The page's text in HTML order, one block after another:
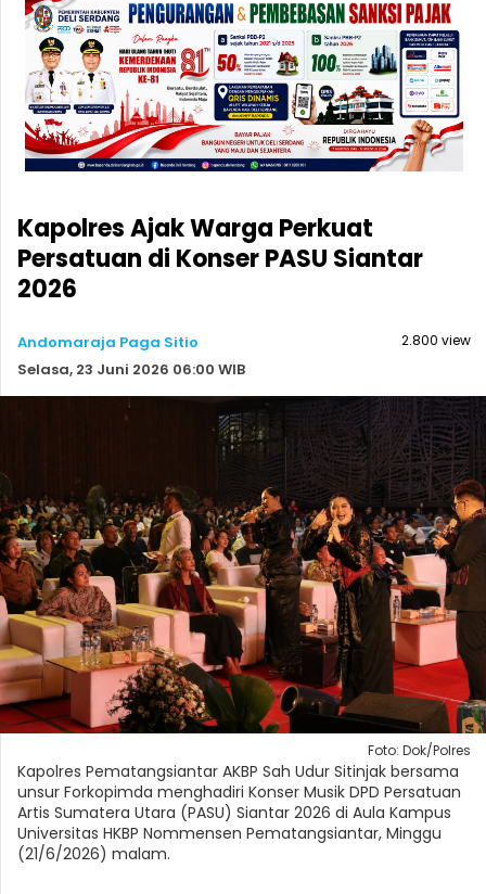
Kapolres Ajak Warga Perkuat
Persatuan di Konser PASU Siantar
2026
Andomaraja Paga Sitio
Selasa, 23 Juni 2026 06:00 WIB
2.800 view
Foto: Dok/Polres
Kapolres Pematangsiantar AKBP Sah Udur Sitinjak bersama
unsur Forkopimda menghadiri Konser Musik DPD Persatuan
Artis Sumatera Utara (PASU) Siantar 2026 di Aula Kampus
Universitas HKBP Nommensen Pematangsiantar, Minggu
(21/6/2026) malam.